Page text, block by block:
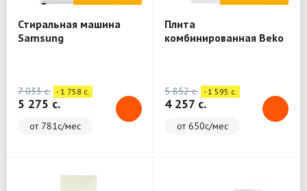
Стиральная машина
Samsung
7 033 c. - 1 758 c.
5 275 c.
от 781с/мес
Плита
комбинированная Beko
5 852 c. - 1 595 c.
4 257 c.
от 650с/мес